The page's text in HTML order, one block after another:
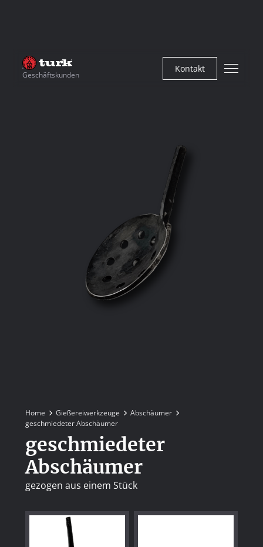
Geschäftskunden
Kontakt
Home Gießereiwerkzeuge
Abschäumer
geschmiedeter Abschäumer
geschmiedeter
Abschäumer
gezogen aus einem Stück